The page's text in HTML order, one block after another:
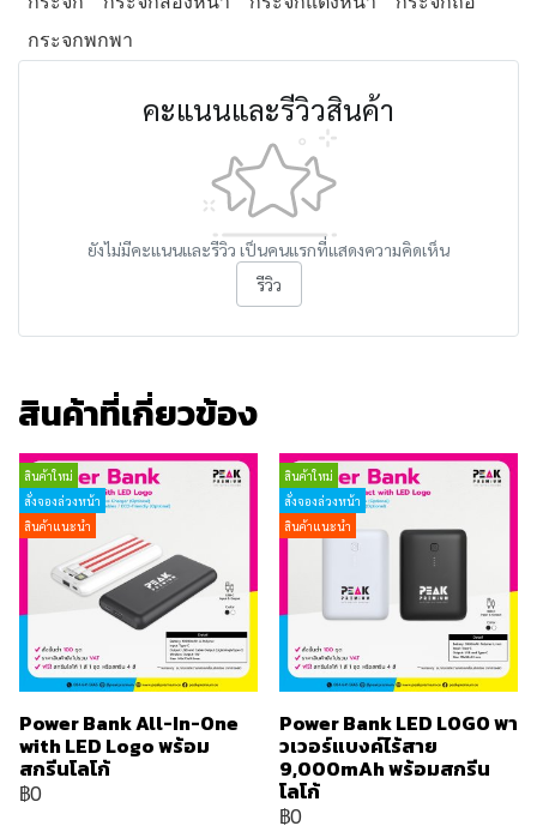
กระจกพกพา
คะแนนและรีวิวสินค้า
ยังไม่มีคะแนนและรีวิว เป็นคนแรกที่แสดงความคิดเห็น
รีวิว
สินค้าที่เกี่ยวข้อง
สินค้าใหม่
สั่งจองล่วงหน้า
สินค้าแนะนำ
Power Bank All-In-One
with LED Logo พร้อม
สกรีนโลโก้
฿0
สินค้าใหม่
สั่งจองล่วงหน้า
สินค้าแนะนำ
Power Bank LED LOGO พา
วเวอร์แบงค์ไร้สาย
9,000mAh พร้อมสกรีน
โลโก้
฿0